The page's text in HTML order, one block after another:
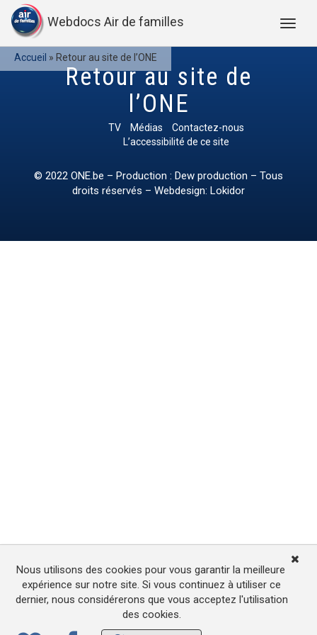
Webdocs Air de familles
Accueil » Retour au site de l’ONE
Retour au site de
l’ONE
TV Médias
Contactez-nous
L’accessibilité de ce site
© 2022 ONE.be – Production : Dew production – Tous
droits réservés – Webdesign: Lokidor
Nous utilisons des cookies pour vous garantir la meilleure
expérience sur notre site. Si vous continuez à utiliser ce
dernier, nous considérerons que vous acceptez l'utilisation
des cookies.